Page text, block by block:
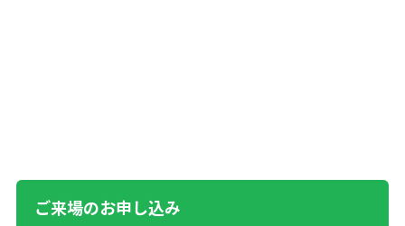
ご来場のお申し込み